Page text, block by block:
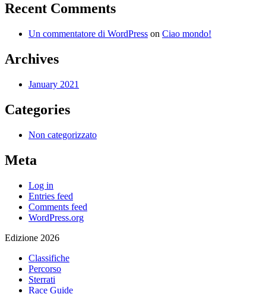
Recent Comments
Un commentatore di WordPress on Ciao mondo!
Archives
January 2021
Categories
Non categorizzato
Meta
Log in
Entries feed
Comments feed
WordPress.org
Edizione 2026
Classifiche
Percorso
Sterrati
Race Guide